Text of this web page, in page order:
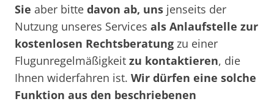
Sie aber bitte davon ab, uns jenseits der
Nutzung unseres Services als Anlaufstelle zur
kostenlosen Rechtsberatung zu einer
Flugunregelmäßigkeit zu kontaktieren, die
Ihnen widerfahren ist. Wir dürfen eine solche
Funktion aus den beschriebenen